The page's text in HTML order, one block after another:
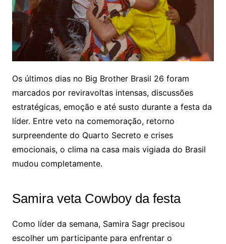
Os últimos dias no Big Brother Brasil 26 foram
marcados por reviravoltas intensas, discussões
estratégicas, emoção e até susto durante a festa da
líder. Entre veto na comemoração, retorno
surpreendente do Quarto Secreto e crises
emocionais, o clima na casa mais vigiada do Brasil
mudou completamente.
Samira veta Cowboy da festa
Como líder da semana, Samira Sagr precisou
escolher um participante para enfrentar o